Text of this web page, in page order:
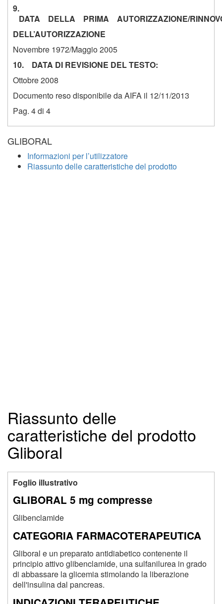
9.
DATA DELLA PRIMA AUTORIZZAZIONE/
DELL’AUTORIZZAZIONE
Novembre 1972/Maggio 2005
10. DATA DI REVISIONE DEL TESTO:
Ottobre 2008
Documento reso disponibile da AIFA il 12/11/2013
Pag. 4 di 4
GLIBORAL
Informazioni per l’utilizzatore
Riassunto delle caratteristiche del prodotto
Riassunto delle
caratteristiche del prodotto
Gliboral
Foglio illustrativo
GLIBORAL 5 mg compresse
Glibenclamide
CATEGORIA FARMACOTERAPEUTICA
Gliboral e un preparato antidiabetico contenente il
principio attivo glibenclamide, una sulfanilurea in grado
di abbassare la glicemia stimolando la liberazione
dell'insulina dal pancreas.